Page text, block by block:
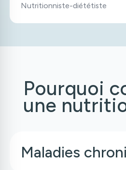
Nutritionniste-diététiste
Pourquoi
une
Maladies